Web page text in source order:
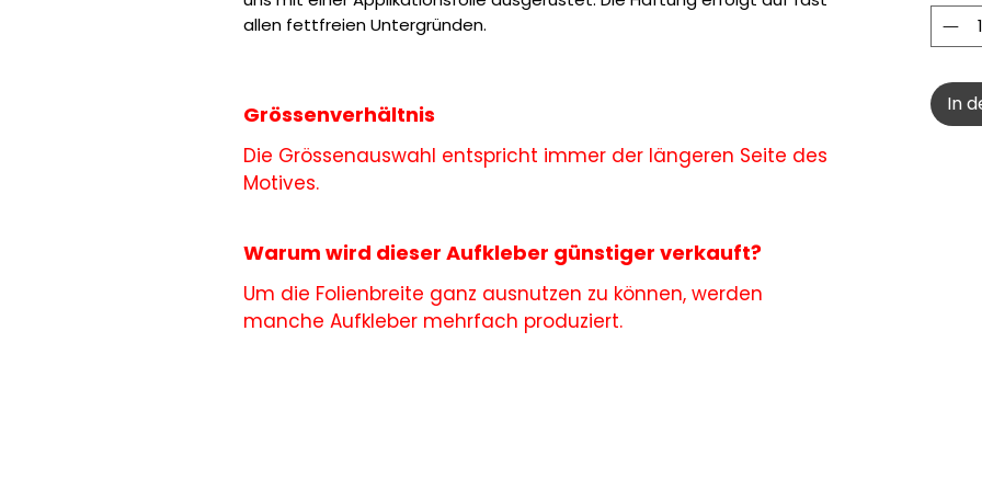
allen fettfreien Untergründen.
Grössenverhältnis
Die Grössenauswahl entspricht immer der längeren Seite des
Motives.
Warum wird dieser Aufkleber günstiger verkauft?
Um die Folienbreite ganz ausnutzen zu können, werden
manche Aufkleber mehrfach produziert.
In